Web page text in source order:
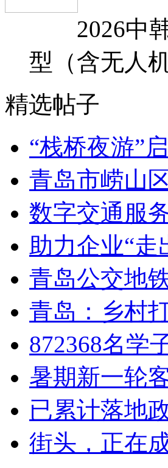
2026中韩
型（含无人
精选帖子
“栈桥夜游”
青岛市崂山
数字交通服
助力企业“走
青岛公交地
青岛：乡村
872368名学
暑期新一轮
已累计落地
街头，正在